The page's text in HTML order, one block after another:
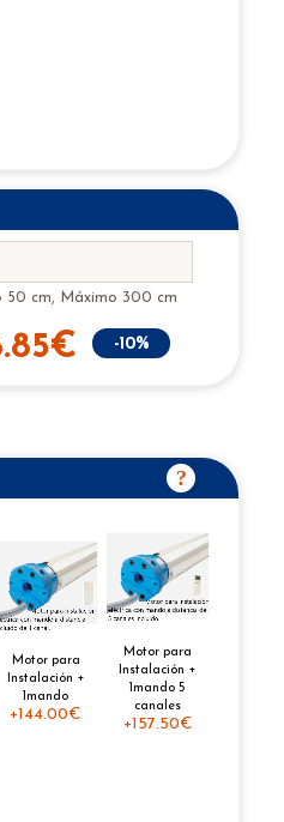
50 cm, Máximo 300 cm
-10%
Motor para
Instalación +
1mando
+144.00€
Motor para
Instalación +
1mando 5
canales
+157.50€